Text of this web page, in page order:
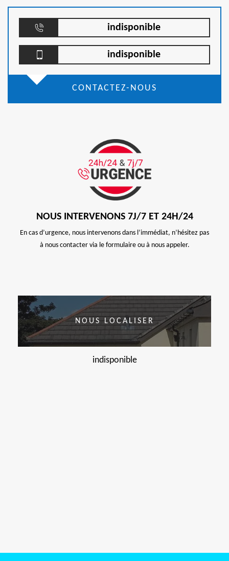
indisponible
indisponible
CONTACTEZ-NOUS
NOUS INTERVENONS 7J/7 ET 24H/24
En cas d’urgence, nous intervenons dans l’immédiat, n’hésitez pas
à nous contacter via le formulaire ou à nous appeler.
NOUS LOCALISER
indisponible